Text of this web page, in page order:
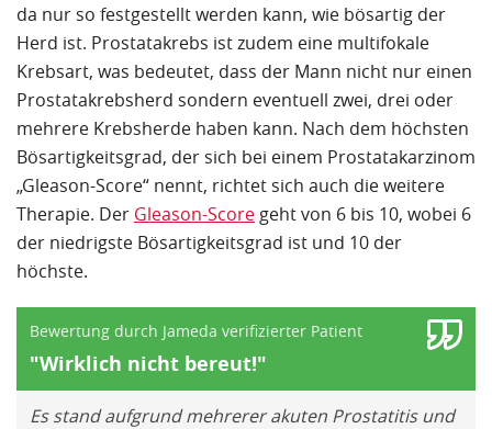
da nur so festgestellt werden kann, wie bösartig der
Herd ist. Prostatakrebs ist zudem eine multifokale
Krebsart, was bedeutet, dass der Mann nicht nur einen
Prostatakrebsherd sondern eventuell zwei, drei oder
mehrere Krebsherde haben kann. Nach dem höchsten
Bösartigkeitsgrad, der sich bei einem Prostatakarzinom
„Gleason-Score“ nennt, richtet sich auch die weitere
Therapie. Der Gleason-Score geht von 6 bis 10, wobei 6
der niedrigste Bösartigkeitsgrad ist und 10 der
höchste.
Bewertung durch Jameda verifizierter Patient
"Wirklich nicht bereut!"
Es stand aufgrund mehrerer akuten Prostatitis und